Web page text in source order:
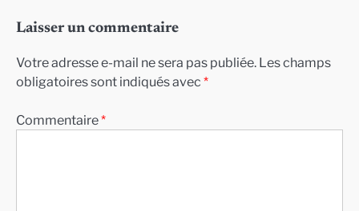
Laisser un commentaire
Votre adresse e-mail ne sera pas publiée. Les champs
obligatoires sont indiqués avec *
Commentaire*